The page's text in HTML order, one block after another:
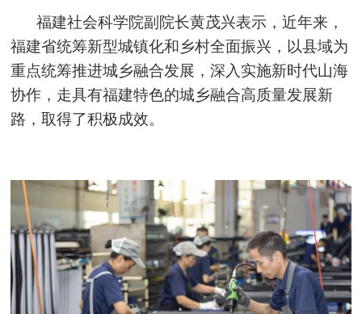
福建社会科学院副院长黄茂兴表示，近年来，
福建省统筹新型城镇化和乡村全面振兴，以县域为
重点统筹推进城乡融合发展，深入实施新时代山海
协作，走具有福建特色的城乡融合高质量发展新
路，取得了积极成效。